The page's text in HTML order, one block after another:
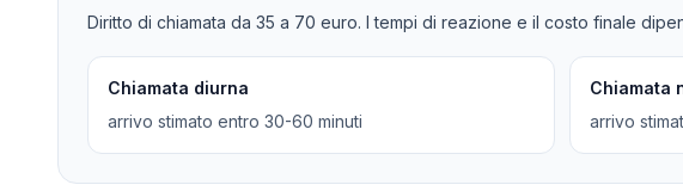
Diritto di chiamata da 35 a 70 euro. I tempi di reazione e il costo finale
Chiamata diurna
arrivo stimato entro 30-60 minuti
Chiamata
arrivo